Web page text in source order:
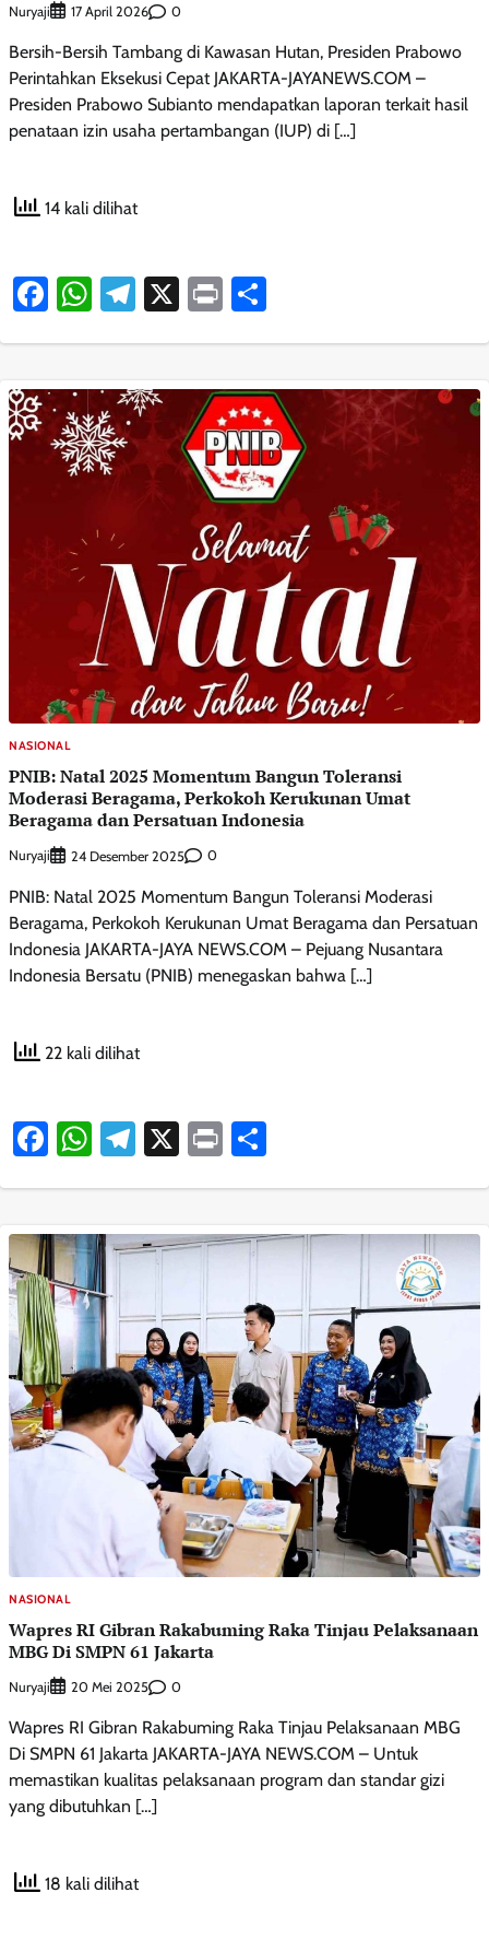
Nuryaji 17 April 2026 0
Bersih-Bersih Tambang di Kawasan Hutan, Presiden Prabowo
Perintahkan Eksekusi Cepat JAKARTA-JAYANEWS.COM –
Presiden Prabowo Subianto mendapatkan laporan terkait hasil
penataan izin usaha pertambangan (IUP) di […]
14 kali dilihat
Facebook
WhatsApp
Telegram
X Print
NASIONAL
PNIB: Natal 2025 Momentum Bangun Toleransi
Moderasi Beragama, Perkokoh Kerukunan Umat
Beragama dan Persatuan Indonesia
Nuryaji 24 Desember 2025 0
PNIB: Natal 2025 Momentum Bangun Toleransi Moderasi
Beragama, Perkokoh Kerukunan Umat Beragama dan Persatuan
Indonesia JAKARTA-JAYA NEWS.COM – Pejuang Nusantara
Indonesia Bersatu (PNIB) menegaskan bahwa […]
22 kali dilihat
Facebook
WhatsApp
Telegram
X Print
NASIONAL
Wapres RI Gibran Rakabuming Raka Tinjau Pelaksanaan
MBG Di SMPN 61 Jakarta
Nuryaji 20 Mei 2025 0
Wapres RI Gibran Rakabuming Raka Tinjau Pelaksanaan MBG
Di SMPN 61 Jakarta JAKARTA-JAYA NEWS.COM – Untuk
memastikan kualitas pelaksanaan program dan standar gizi
yang dibutuhkan […]
18 kali dilihat